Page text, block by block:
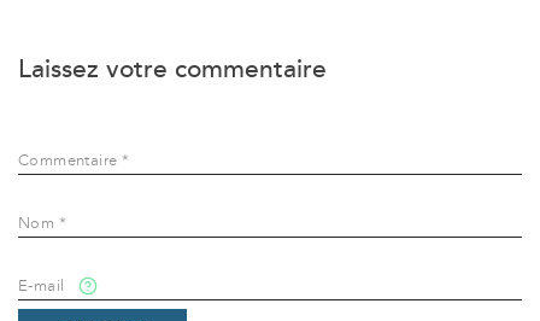
Laissez votre commentaire
Commentaire *
Nom *
E-mail